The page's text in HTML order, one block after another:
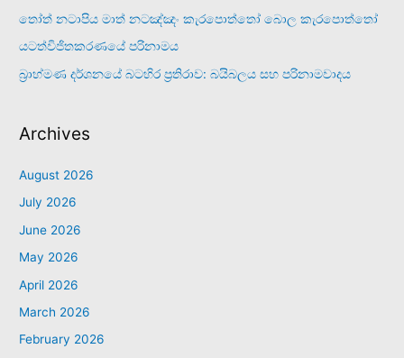
තෝත් නටාපිය මාත් නටඤ්ඤං කැරපොත්තෝ බොල කැරපොත්තෝ
යටත්විජිතකරණයේ පරිනාමය
බ්‍රාහ්මණ දර්ශනයේ බටහිර ප්‍රතිරාව: බයිබලය සහ පරිනාමවාදය
Archives
August 2026
July 2026
June 2026
May 2026
April 2026
March 2026
February 2026